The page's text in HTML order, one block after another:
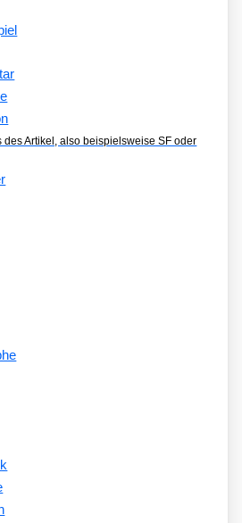
des Artikel, also beispielsweise SF oder